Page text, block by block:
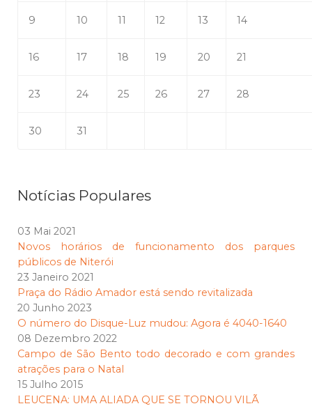
9 10 11 12 13 14
16 17 18 19 20 21
23 24 25 26 27 28
30 31
Notícias Populares
03 Mai 2021
Novos horários de funcionamento dos parques
públicos de Niterói
23 Janeiro 2021
Praça do Rádio Amador está sendo revitalizada
20 Junho 2023
O número do Disque-Luz mudou: Agora é 4040-1640
08 Dezembro 2022
Campo de São Bento todo decorado e com grandes
atrações para o Natal
15 Julho 2015
LEUCENA: UMA ALIADA QUE SE TORNOU VILÃ